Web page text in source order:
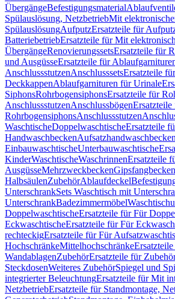
ÜbergängeBefestigungsmaterial
Spülauslösung, NetzbetriebMit
SpülauslösungAufputzErsatzteile für
BatteriebetriebErsatzteile für Mit
ÜbergängeRenovierungssetsErsatzteile für
und AusgüsseErsatzteile für
AnschlussstutzenAnschlusssetsErsatzteile
DeckkappenAblaufgarnituren für Urinale
SiphonsRohrbogensiphonsErsatzteile für
AnschlussstutzenAnschlussbögenErsatzteile
RohrbogensiphonsAnschlussstutzen
WaschtischeDoppelwaschtischeErsatzteile
HandwaschbeckenAufsatzhandwaschbecken
EinbauwaschtischeUnterbauwaschtische
KinderWaschtischeWaschrinnenErsatzteile
AusgüsseMehrzweckbeckenGipsfangbecken
HalbsäulenZubehörAblaufdeckel
UnterschrankSets Waschtisch mit
UnterschrankBadezimmermöbel
DoppelwaschtischeErsatzteile für Für
EckwaschtischeErsatzteile für Für
rechteckigErsatzteile für Für
HochschränkeMittelhochschränke
WandablagenZubehörErsatzteile für
SteckdosenWeiteres ZubehörSpiegel und
integrierter BeleuchtungErsatzteile für Mit
NetzbetriebErsatzteile für Standmontage,